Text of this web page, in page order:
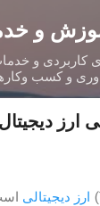
رد شدن بهو
کاربردی و
و کسب
ارز دیجیتالی